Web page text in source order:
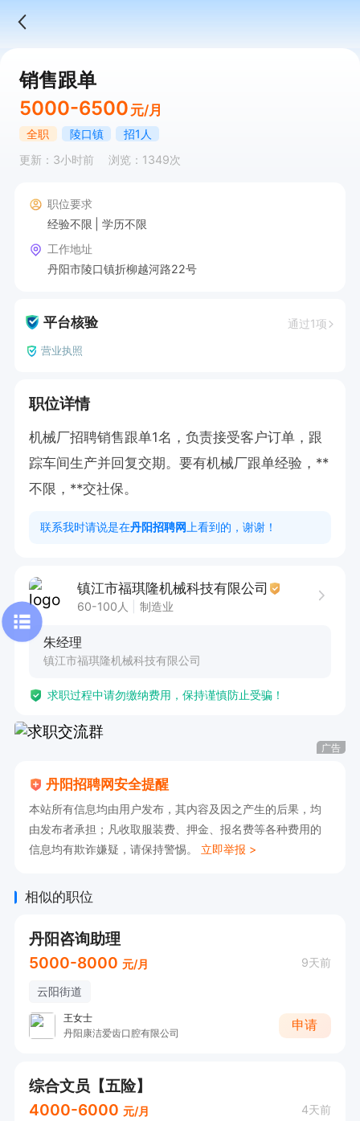
销售跟单
5000-6500 元/月
全职 陵口镇
招1人
更新：3小时前
浏览：1349次
职位要求
经验不限
学历不限
工作地址
丹阳市陵口镇折柳越河路22号
平台核验 通过1项
营业执照
职位详情
机械厂招聘销售跟单1名，负责接受客户订单，跟
踪车间生产并回复交期。要有机械厂跟单经验，**
不限，**交社保。
联系我时请说是在丹阳招聘网 上看到的，谢谢！
镇江市福琪隆机械科技有限公司
60-100人 制造业
朱经理
镇江市福琪隆机械科技有限公司
求职过程中请勿缴纳费用，保持谨慎防止受骗！
广告
丹阳招聘网安全提醒
本站所有信息均由用户发布，其内容及因之产生的后果，均
由发布者承担；凡收取服装费、押金、报名费等各种费用的
信息均有欺诈嫌疑，请保持警惕。 立即举报 >
相似的职位
丹阳咨询助理
5000-8000 元/月 9天前
云阳街道
王女士
丹阳康洁爱齿口腔有限公司
申请
综合文员【五险】
4000-6000 元/月 4天前